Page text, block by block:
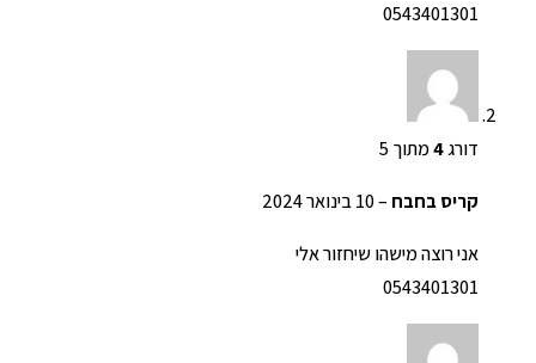
0543401301
דורג4מתוך 5
קריס בחבח– 10 בינואר 2024
אני רוצה מישהו שיחזור אלי
0543401301